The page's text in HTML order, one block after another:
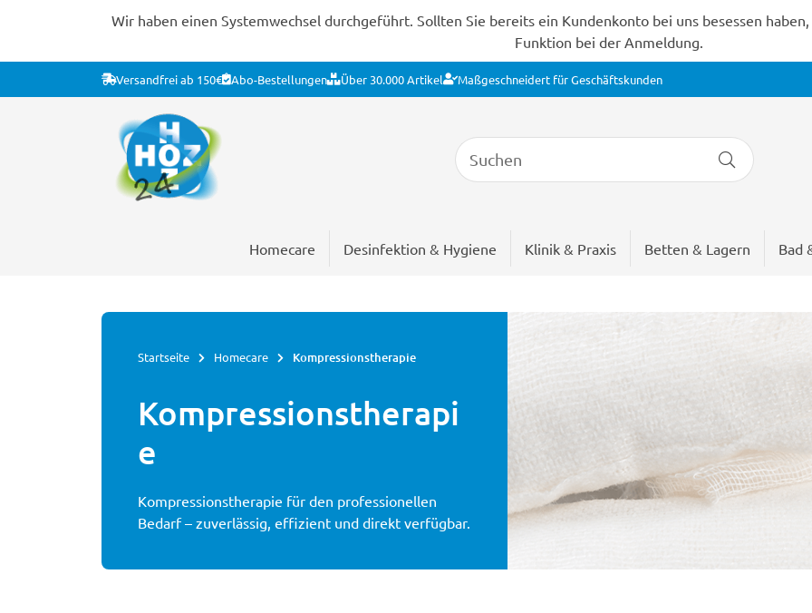
Wir haben einen Systemwechsel durchgeführt. Sollten Sie bereits ein Kundenkonto bei uns besessen
Funktion bei der Anmeldung.
Versandfrei ab 150€ Abo-Bestellungen Über 30.000 Artikel Maßgeschneidert für Geschäftskunden
Homecare Desinfektion & Hygiene Klinik & Praxis Betten & Lagern Bad
Startseite Homecare Kompressionstherapie
Kompressionstherapi
e
Kompressionstherapie für den professionellen
Bedarf – zuverlässig, effizient und direkt verfügbar.